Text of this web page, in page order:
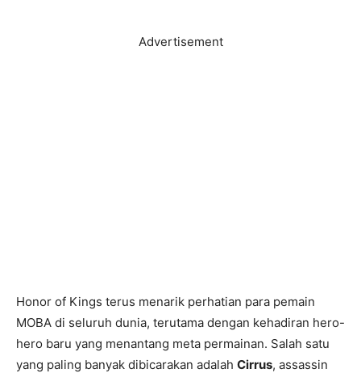
Advertisement
Honor of Kings terus menarik perhatian para pemain
MOBA di seluruh dunia, terutama dengan kehadiran hero-
hero baru yang menantang meta permainan. Salah satu
yang paling banyak dibicarakan adalah Cirrus, assassin